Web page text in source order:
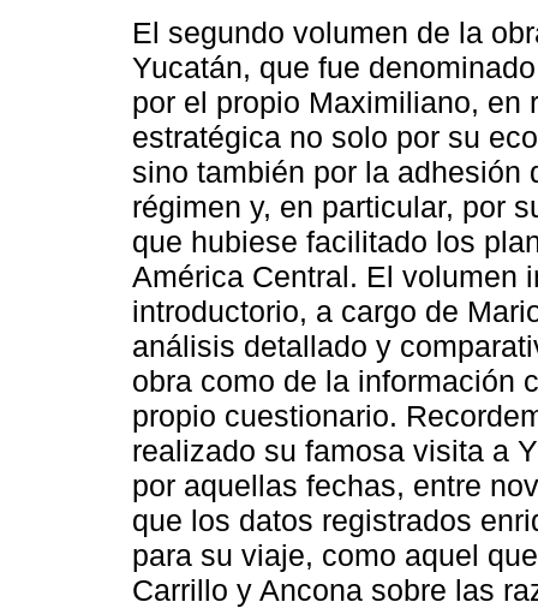
El segundo volumen de la
Yucatán, que fue
por el propio Maximiliano, en
estratégica no solo por su
sino también por la adhesión
régimen y, en particular, por
que hubiese facilitado los
América Central. El volumen
introductorio, a cargo de
análisis detallado y
obra como de la información
propio cuestionario.
realizado su famosa visita a
por aquellas fechas, entre
que los datos registrados
para su viaje, como aquel
Carrillo y Ancona sobre las